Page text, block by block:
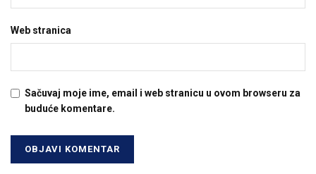
Web stranica
Sačuvaj moje ime, email i web stranicu u ovom browseru za
buduće komentare.